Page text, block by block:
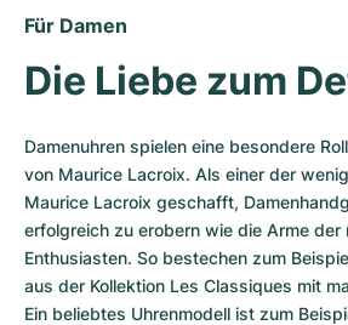
Für Damen
Die Liebe zum
Damenuhren spielen eine besondere
von Maurice Lacroix. Als einer der
Maurice Lacroix geschafft,
erfolgreich zu erobern wie die Arme der
Enthusiasten. So bestechen zum
aus der Kollektion Les Classiques mit
Ein beliebtes Uhrenmodell ist zum